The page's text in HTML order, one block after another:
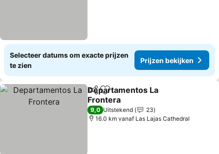
Selecteer datums om exacte prijzen
te zien
Prijzen bekijken
DelenToevoegen aan favorieten
Departamentos La
Frontera
9,0 Uitstekend
23
16.0 km vanaf Las Lajas Cathedral